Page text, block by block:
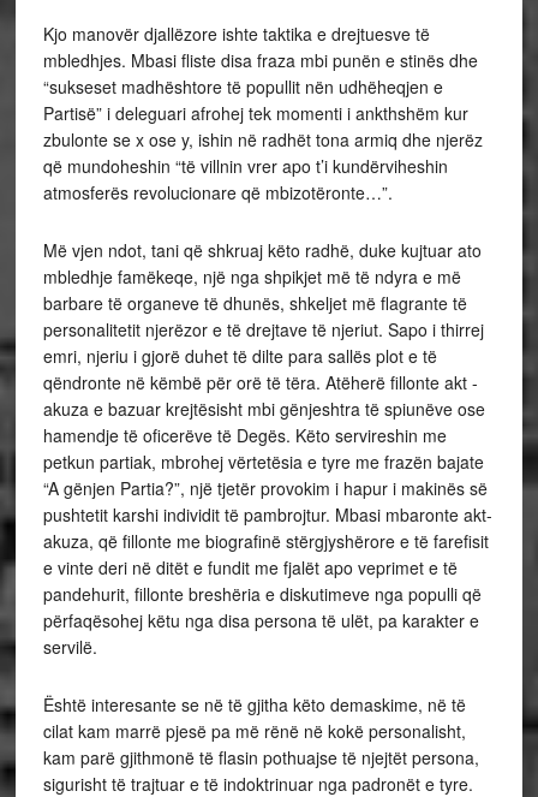
Kjo manovër djallëzore ishte taktika e drejtuesve të
mbledhjes. Mbasi fliste disa fraza mbi punën e stinës dhe
“sukseset madhështore të popullit nën udhëheqjen e
Partisë” i deleguari afrohej tek momenti i ankthshëm kur
zbulonte se x ose y, ishin në radhët tona armiq dhe njerëz
që mundoheshin “të villnin vrer apo t’i kundërviheshin
atmosferës revolucionare që mbizotëronte…”.
Më vjen ndot, tani që shkruaj këto radhë, duke kujtuar ato
mbledhje famëkeqe, një nga shpikjet më të ndyra e më
barbare të organeve të dhunës, shkeljet më flagrante të
personalitetit njerëzor e të drejtave të njeriut. Sapo i thirrej
emri, njeriu i gjorë duhet të dilte para sallës plot e të
qëndronte në këmbë për orë të tëra. Atëherë fillonte akt -
akuza e bazuar krejtësisht mbi gënjeshtra të spiunëve ose
hamendje të oficerëve të Degës. Këto servireshin me
petkun partiak, mbrohej vërtetësia e tyre me frazën bajate
“A gënjen Partia?”, një tjetër provokim i hapur i makinës së
pushtetit karshi individit të pambrojtur. Mbasi mbaronte akt-
akuza, që fillonte me biografinë stërgjyshërore e të farefisit
e vinte deri në ditët e fundit me fjalët apo veprimet e të
pandehurit, fillonte breshëria e diskutimeve nga populli që
përfaqësohej këtu nga disa persona të ulët, pa karakter e
servilë.
Është interesante se në të gjitha këto demaskime, në të
cilat kam marrë pjesë pa më rënë në kokë personalisht,
kam parë gjithmonë të flasin pothuajse të njejtët persona,
sigurisht të trajtuar e të indoktrinuar nga padronët e tyre.